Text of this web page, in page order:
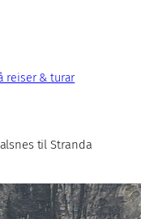
reiser & turar
til Stranda